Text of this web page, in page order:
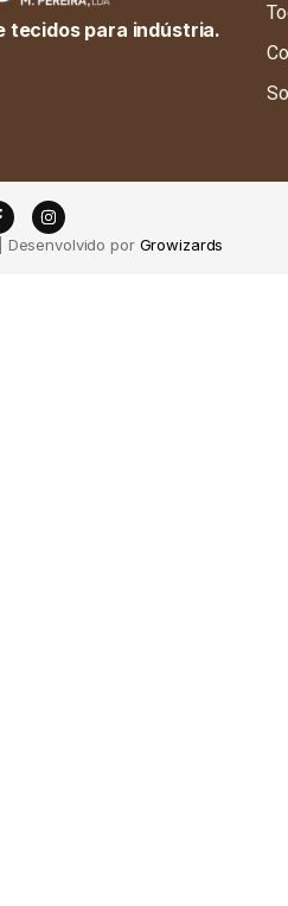
tecidos para indústria.
Desenvolvido por Growizards